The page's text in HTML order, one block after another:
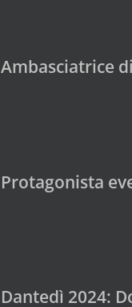
Ambasciatrice
Protagonista
Dantedì 2024: